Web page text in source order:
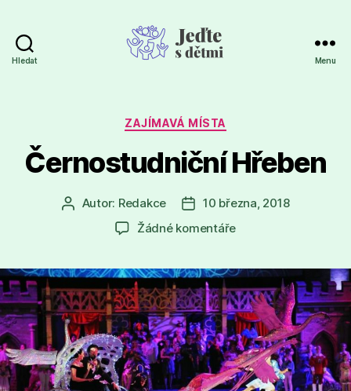
Hledat Menu
Rubriky
ZAJÍMAVÁ MÍSTA
Černostudniční Hřeben
Autor
příspěvku
Autor: Redakce
Datum
příspěvku
10 března, 2018
Žádné komentářeu
názvem
Černostudniční
Hřeben